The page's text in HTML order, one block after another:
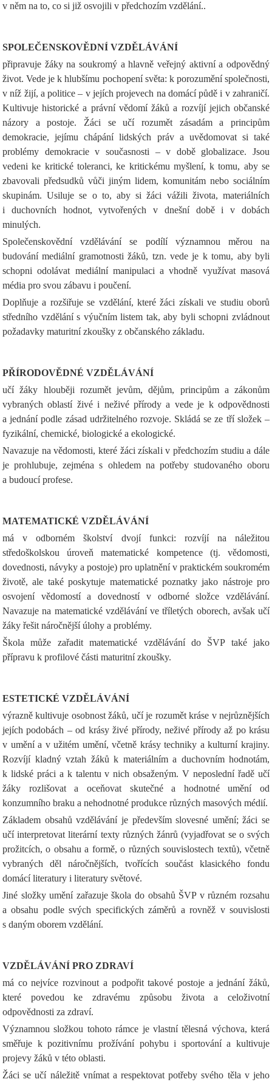
v něm na to, co si již osvojili v předchozím vzdělání..
SPOLEČENSKOVĚDNÍ VZDĚLÁVÁNÍ
připravuje žáky na soukromý a hlavně veřejný aktivní a odpovědný
život. Vede je k hlubšímu pochopení světa: k porozumění společnosti,
v níž žijí, a politice – v jejích projevech na domácí půdě i v zahraničí.
Kultivuje historické a právní vědomí žáků a rozvíjí jejich občanské
názory a postoje. Žáci se učí rozumět zásadám a principům
demokracie, jejímu chápání lidských práv a uvědomovat si také
problémy demokracie v současnosti – v době globalizace. Jsou
vedeni ke kritické toleranci, ke kritickému myšlení, k tomu, aby se
zbavovali předsudků vůči jiným lidem, komunitám nebo sociálním
skupinám. Usiluje se o to, aby si žáci vážili života, materiálních
i duchovních hodnot, vytvořených v dnešní době i v dobách
minulých.
Společenskovědní vzdělávání se podílí významnou měrou na
budování mediální gramotnosti žáků, tzn. vede je k tomu, aby byli
schopni odolávat mediální manipulaci a vhodně využívat masová
média pro svou zábavu i poučení.
Doplňuje a rozšiřuje se vzdělání, které žáci získali ve studiu oborů
středního vzdělání s výučním listem tak, aby byli schopni zvládnout
požadavky maturitní zkoušky z občanského základu.
PŘÍRODOVĚDNÉ VZDĚLÁVÁNÍ
učí žáky hlouběji rozumět jevům, dějům, principům a zákonům
vybraných oblastí živé i neživé přírody a vede je k odpovědnosti
a jednání podle zásad udržitelného rozvoje. Skládá se ze tří složek –
fyzikální, chemické, biologické a ekologické.
Navazuje na vědomosti, které žáci získali v předchozím studiu a dále
je prohlubuje, zejména s ohledem na potřeby studovaného oboru
a budoucí profese.
MATEMATICKÉ VZDĚLÁVÁNÍ
má v odborném školství dvojí funkci: rozvíjí na náležitou
středoškolskou úroveň matematické kompetence (tj. vědomosti,
dovednosti, návyky a postoje) pro uplatnění v praktickém soukromém
životě, ale také poskytuje matematické poznatky jako nástroje pro
osvojení vědomostí a dovedností v odborné složce vzdělávání.
Navazuje na matematické vzdělávání ve tříletých oborech, avšak učí
žáky řešit náročnější úlohy a problémy.
Škola může zařadit matematické vzdělávání do ŠVP také jako
přípravu k profilové části maturitní zkoušky.
ESTETICKÉ VZDĚLÁVÁNÍ
výrazně kultivuje osobnost žáků, učí je rozumět kráse v nejrůznějších
jejích podobách – od krásy živé přírody, neživé přírody až po krásu
v umění a v užitém umění, včetně krásy techniky a kulturní krajiny.
Rozvíjí kladný vztah žáků k materiálním a duchovním hodnotám,
k lidské práci a k talentu v nich obsaženým. V neposlední řadě učí
žáky rozlišovat a oceňovat skutečné a hodnotné umění od
konzumního braku a nehodnotné produkce různých masových médií.
Základem obsahů vzdělávání je především slovesné umění; žáci se
učí interpretovat literární texty různých žánrů (vyjadřovat se o svých
prožitcích, o obsahu a formě, o různých souvislostech textů), včetně
vybraných děl náročnějších, tvořících součást klasického fondu
domácí literatury i literatury světové.
Jiné složky umění zařazuje škola do obsahů ŠVP v různém rozsahu
a obsahu podle svých specifických záměrů a rovněž v souvislosti
s daným oborem vzdělání.
VZDĚLÁVÁNÍ PRO ZDRAVÍ
má co nejvíce rozvinout a podpořit takové postoje a jednání žáků,
které povedou ke zdravému způsobu života a celoživotní
odpovědnosti za zdraví.
Významnou složkou tohoto rámce je vlastní tělesná výchova, která
směřuje k pozitivnímu prožívání pohybu i sportování a kultivuje
projevy žáků v této oblasti.
Žáci se učí náležitě vnímat a respektovat potřeby svého těla v jeho